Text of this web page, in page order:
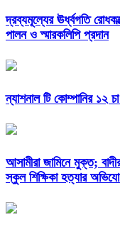
দ্রব্যমূল্যের ঊর্ধ্বগতি
পালন ও স্মারকলিপি প্রদান
ন্যাশনাল টি কোম্পানির ১২
আসামীরা জামিনে মুক্ত;
স্কুল শিক্ষিকা হত্যার